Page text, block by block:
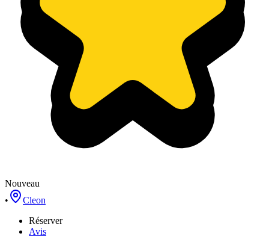
Nouveau
•
Cleon
Réserver
Avis